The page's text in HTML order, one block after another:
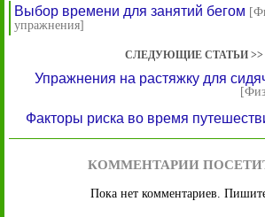
Выбор времени для занятий бегом
упражнения]
СЛЕДУЮЩИЕ СТАТЬИ >>
Упражнения на растяжку для
Факторы риска во время
КОММЕНТАРИИ
Пока нет комментариев.